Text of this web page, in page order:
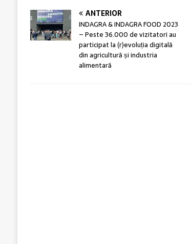
ANTERIOR
INDAGRA & INDAGRA FOOD 2023
– Peste 36.000 de vizitatori au
participat la (r)evoluția digitală
din agricultură și industria
alimentară